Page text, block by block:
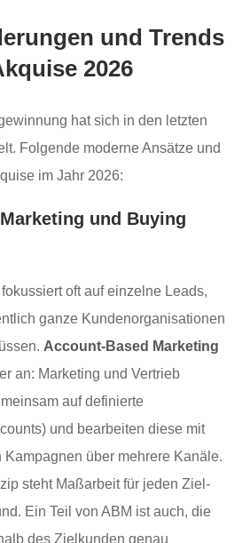
und Trends
2026
hat sich in den letzten
Folgende moderne Ansätze und
im Jahr 2026:
und Buying
oft auf einzelne Leads,
ganze Kundenorganisationen
Account-Based Marketing
an: Marketing und Vertrieb
auf definierte
und bearbeiten diese mit
Kampagnen über mehrere Kanäle.
steht Maßarbeit für jeden Ziel-
Ein Teil von ABM ist auch, die
des Zielkunden genau